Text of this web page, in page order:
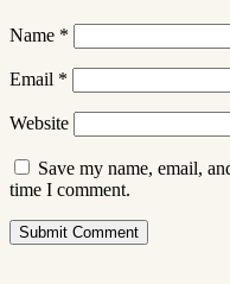
Name *
Email *
Website
Save my name, email,
time I comment.
Submit Comment